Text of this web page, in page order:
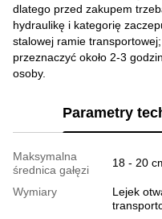
dlatego przed zakupem
hydraulikę i kategorię
stalowej ramie
przeznaczyć około 2-3
osoby.
Parametry
Maksymalna
średnica gałęzi
18 - 20
Wymiary
Lejek